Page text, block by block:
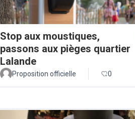
Stop aux moustiques,
passons aux pièges quartier
Lalande
Proposition officielle 0